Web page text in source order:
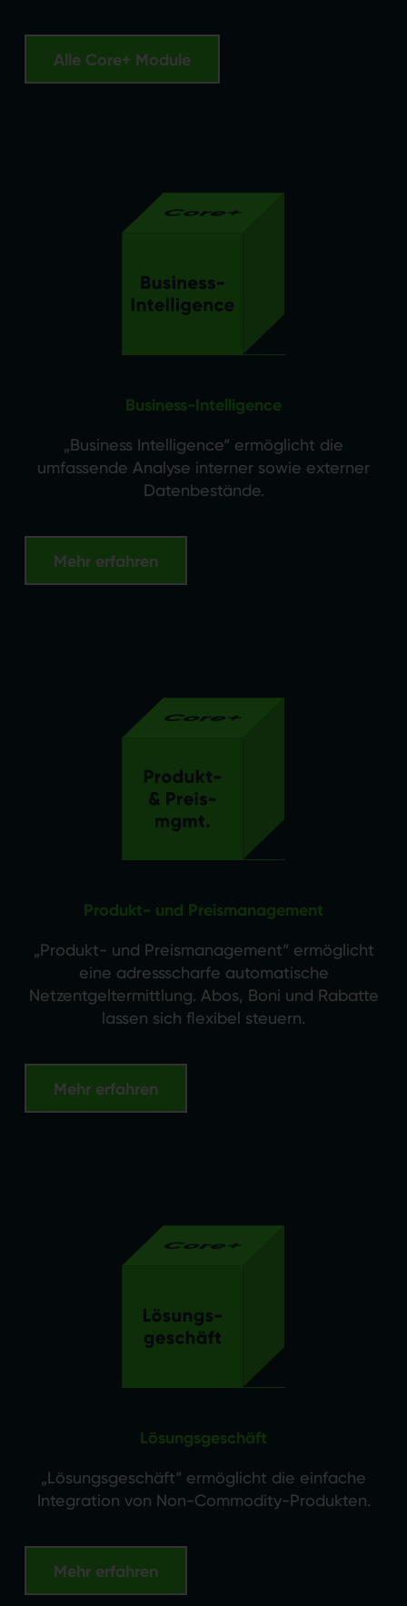
Alle Core+ Module
Business-Intelligence
„Business Intelligence“ ermöglicht die
umfassende Analyse interner sowie externer
Datenbestände.
Mehr erfahren
Produkt- und Preismanagement
„Produkt- und Preismanagement“ ermöglicht
eine adressscharfe automatische
Netzentgeltermittlung. Abos, Boni und Rabatte
lassen sich flexibel steuern.
Mehr erfahren
Lösungsgeschäft
„Lösungsgeschäft“ ermöglicht die einfache
Integration von Non-Commodity-Produkten.
Mehr erfahren